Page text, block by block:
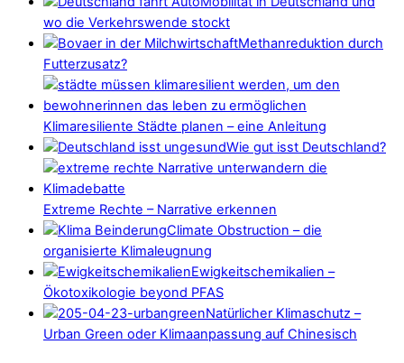
wo die Verkehrswende stockt
Methanreduktion durch
Futterzusatz?
Klimaresiliente Städte planen – eine Anleitung
Wie gut isst Deutschland?
Extreme Rechte – Narrative erkennen
Climate Obstruction – die
organisierte Klimaleugnung
Ewigkeitschemikalien –
Ökotoxikologie beyond PFAS
Natürlicher Klimaschutz –
Urban Green oder Klimaanpassung auf Chinesisch